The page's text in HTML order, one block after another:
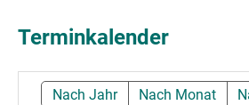
Sportpark
Terminkalender
Nach Jahr Nach Monat